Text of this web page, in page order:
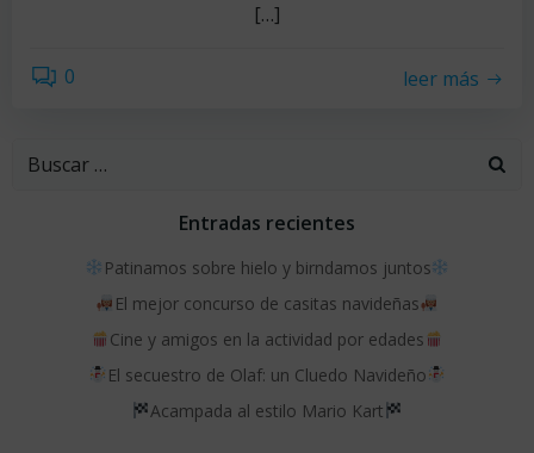
[…]
0 leer más
Buscar:
Entradas recientes
Patinamos sobre hielo y birndamos juntos
El mejor concurso de casitas navideñas
Cine y amigos en la actividad por edades
El secuestro de Olaf: un Cluedo Navideño
Acampada al estilo Mario Kart